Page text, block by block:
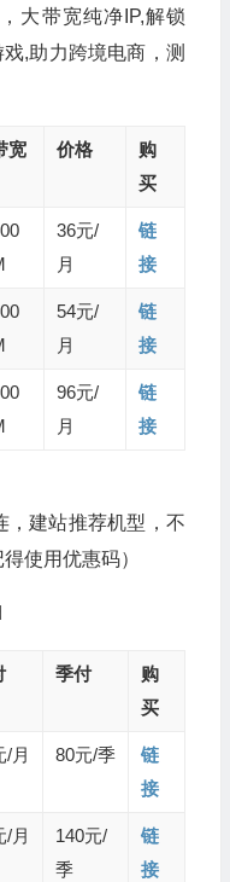
大带宽纯净IP,解锁
,助力跨境电商，测
宽 价格
购
买
36元/
月
链
接
54元/
月
链
接
96元/
月
链
接
，建站推荐机型，不
使用优惠码）
季付
购
买
/月 80元/季
链
接
/月
140元/
季
链
接